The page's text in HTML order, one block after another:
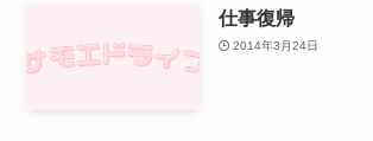
仕事復帰
2014年3月24日